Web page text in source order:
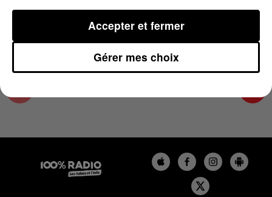
Les infos de l'Aude
Gérer mes choix
Accepter et fermer